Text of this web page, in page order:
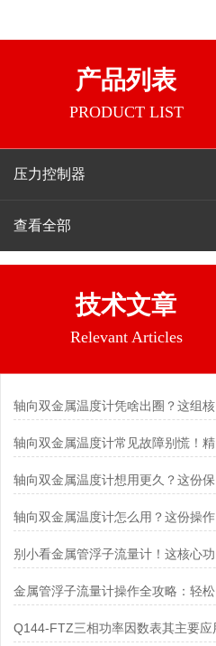
产品列表
PRODUCT LIST
压力控制器
查看全部
技术文章
Relevant Articles
轴向双金
轴向双金
轴向双金
金属管浮